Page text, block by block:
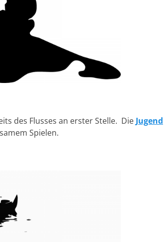
des Flusses an erster Stelle. Die Jugend
Spielen.